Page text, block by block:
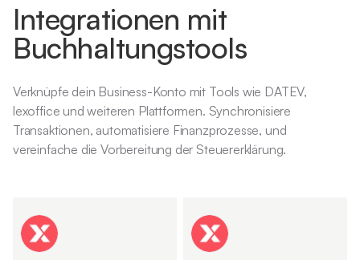
Integrationen mit
Buchhaltungstools
Verknüpfe dein Business-Konto mit Tools wie DATEV,
lexoffice und weiteren Plattformen. Synchronisiere
Transaktionen, automatisiere Finanzprozesse, und
vereinfache die Vorbereitung der Steuererklärung.